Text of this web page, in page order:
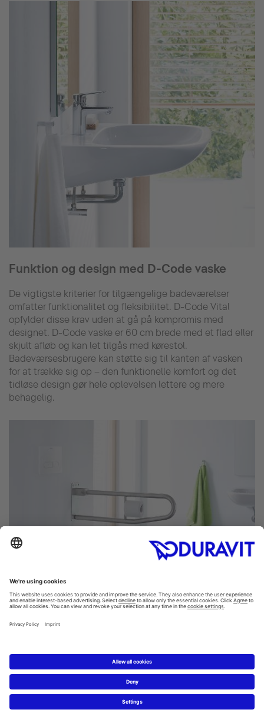
Funktion og design med D-Code vaske
De vigtigste kriterier for tilgængelige badeværelser
omfatter funktionalitet og fleksibilitet. D-Code Vital
opfylder disse krav uden at gå på kompromis med
designet. D-Code vaske er 60 cm brede med et flad eller
skjult afløb og kan let tilgås med kørestol.
Badeværsesbrugere kan støtte sig til kanten af vasken
for at trække sig op – den funktionelle komfort og det
tidløse design gør hele oplevelsen lettere og mere
behagelig.
D-Code toiletter: komfort uden
begrænsninger